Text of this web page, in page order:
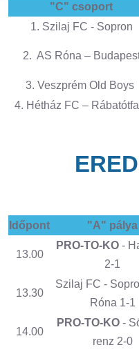
"C" csoport
1. Szilaj FC - Sopron
2. AS Róna –
3. Veszprém Old Boys
4. Hétház FC –
Időpont "A" pálya
13.00
PRO-TO-KO-
2-1
13.30
Szilaj FC -
Róna 1-1
14.00
PRO-TO-KO-
renz 2-0